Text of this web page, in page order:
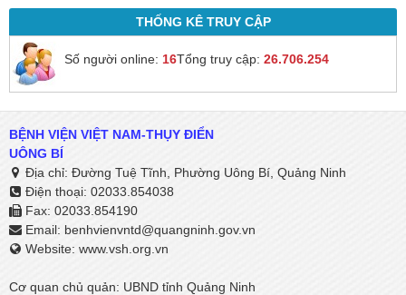
THỐNG KÊ TRUY CẬP
Số người online: 16Tổng truy cập: 26.706.254
BỆNH VIỆN VIỆT NAM-THỤY ĐIỂN
UÔNG BÍ
Địa chỉ: Đường Tuệ Tĩnh, Phường Uông Bí, Quảng Ninh
Điện thoại: 02033.854038
Fax: 02033.854190
Email: benhvienvntd@quangninh.gov.vn​​​​​​​
Website: www.vsh.org.vn
Cơ quan chủ quản: UBND tỉnh Quảng Ninh